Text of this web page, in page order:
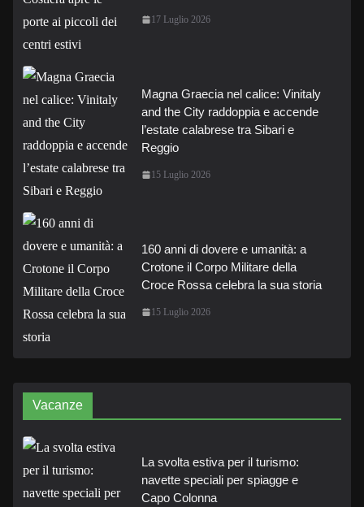
17 Luglio 2026
Magna Graecia nel calice: Vinitaly
and the City raddoppia e accende
l’estate calabrese tra Sibari e
Reggio
15 Luglio 2026
160 anni di dovere e umanità: a
Crotone il Corpo Militare della
Croce Rossa celebra la sua storia
15 Luglio 2026
Vacanze
La svolta estiva per il turismo:
navette speciali per spiagge e
Capo Colonna